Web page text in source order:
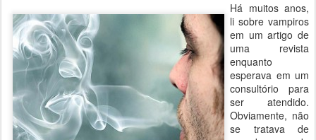
Há muitos anos,
li sobre vampiros
em um artigo de
uma revista
enquanto
esperava em um
consultório para
ser atendido.
Obviamente, não
se tratava de